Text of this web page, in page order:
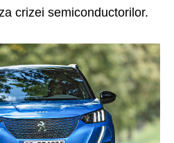
crizei semiconductorilor.